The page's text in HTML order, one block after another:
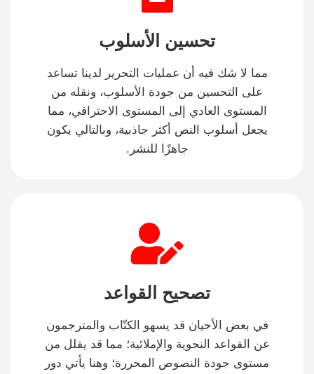
تحسين الأسلوب
مما لا شك فيه أن عمليات التحرير لدينا تساعد
على التحسين من جودة الأسلوب، ونقله من
المستوى العادي إلى المستوى الاحترافي، مما
يجعل أسلوب النص أكثر جاذبية، وبالتالي يكون
جاهزًا للنشر.
تصحيح القواعد
في بعض الأحيان قد يسهو الكتّاب والمترجمون
عن القواعد النحوية والإملائية؛ مما قد يقلل من
مستوى جودة النصوص المحررة؛ وهنا يأتي دور